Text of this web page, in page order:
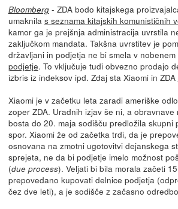
Bloomberg- ZDA bodo kitajskega
umaknila s seznama kitajskih komunističnih
kamor ga je prejšnja administracija uvrstila
zaključkom mandata. Takšna uvrstitev je
državljani in podjetja ne bi smela v
podjetje. To vključuje tudi obvezno prodajo
izbris iz indeksov ipd. Zdaj sta Xiaomi in ZDA
Xiaomi je v začetku leta zaradi ameriške
zoper ZDA. Uradnih izjav še ni, a obravnave
bosta do 20. maja sodišču predložila skupni
spor. Xiaomi že od začetka trdi, da je
osnovana na zmotni ugotovitvi dejanskega
sprejeta, ne da bi podjetje imelo možnost
(due process). Veljati bi bila morala začeti
prepovedano kupovati delnice podjetja
čez dve leti), a je sodišče z začasno